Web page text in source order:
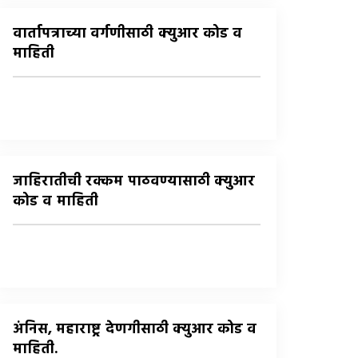
वार्तापत्राच्या वर्गणीसाठी क्युआर कोड व
माहिती
जाहिरातीची रक्कम पाठवण्यासाठी क्युआर
कोड व माहिती
अंनिस, महाराष्ट्र देणगीसाठी क्युआर कोड व
माहिती.